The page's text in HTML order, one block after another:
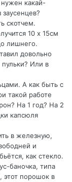
нужен какай-
скотчем.
10 х 15см
лишнего.
довольно
Или в
А как быть с
такой работе
На 1 год? На 2
капсюля
в железную,
и
как стекло.
баночка, типа
этот порошок в